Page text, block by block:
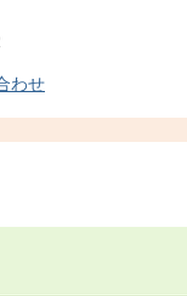
わせ